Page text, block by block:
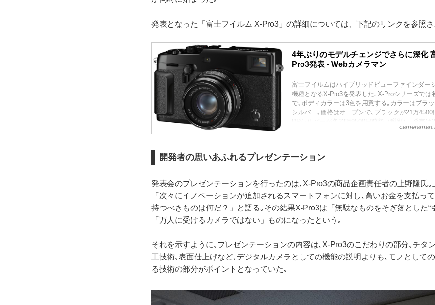
発表となった「富士フイルム X-Pro3」の詳細については、下記のリンクを参照
4年ぶりのモデルチェンジでさらに深化
Pro3発表 - Webカメラマン
富士フイルムはハイブリッドビューファインダー
機種となるX-Pro3を発表した｡X-Proシリーズでは
で､ボディカラーは3色を用意する｡カラーはブラ
シルバー｡価格はオープンで､ブラックが21万4500
DRシルバーが各23万9500円前後（税別）｡発売は
開発者の思いあふれるプレゼンテーション
発表会のプレゼンテーションを行ったのは､X-Pro3の商品企画責任者の上野隆氏｡
「次々にイノベーションが追加されるスマートフォンに対し､高いお金を支払っ
持つべきものは何だ？」と語る｡その結果X-Pro3は「無駄なものをそぎ落とした“
「万人に受けるカメラではない」ものになったという｡
それを示すように､プレゼンテーションの内容は､X-Pro3のこだわりの部分､チタ
工技術､表面仕上げなど､デジタルカメラとしての機能の説明よりも､モノとして
る技術の部分がポイントとなっていた｡